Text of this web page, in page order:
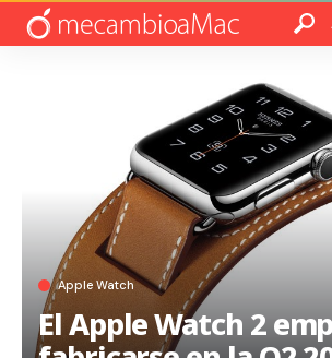
Apple Watch
El Apple Watch 2